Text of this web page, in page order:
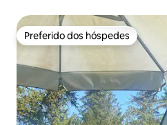
Preferido dos hóspedes
Preferido dos hóspedes